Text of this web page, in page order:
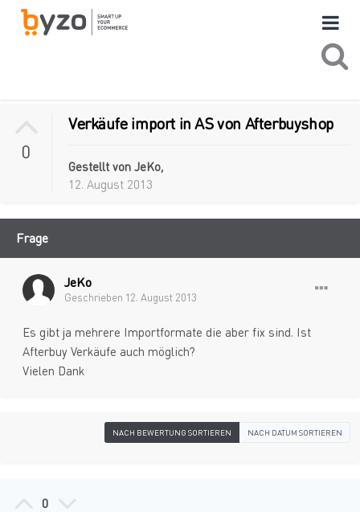
0
Verkäufe import in AS von Afterbuyshop
Gestellt von JeKo,
12. August 2013
Frage
JeKo
Geschrieben 12. August 2013
Es gibt ja mehrere Importformate die aber fix sind. Ist
Afterbuy Verkäufe auch möglich?
Vielen Dank
NACH BEWERTUNG SORTIEREN NACH DATUM SORTIEREN
0